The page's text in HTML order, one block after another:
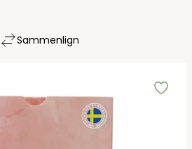
Sammenlign